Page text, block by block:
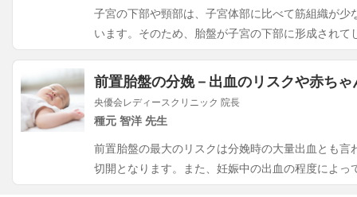
子宮の下部や頸部は、子宮体部に比べて筋組織が
います。そのため、胎盤が子宮の下部に形成されて
前置胎盤の分娩－出血のリスクや赤ち
央優会レディースクリニック 院長
種元 智洋 先生
前置胎盤の最大のリスクは分娩時の大量出血とも
切開となります。また、妊娠中の出血の程度によっ